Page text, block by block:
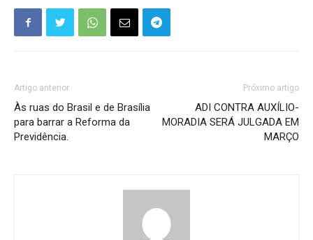
Artigo anterior
Às ruas do Brasil e de Brasília
para barrar a Reforma da
Previdência.
Próximo artigo
ADI CONTRA AUXÍLIO-
MORADIA SERÁ JULGADA EM
MARÇO